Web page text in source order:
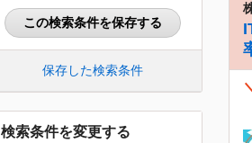
この検索条件を保存する
保存した検索条件
検索条件を変更する